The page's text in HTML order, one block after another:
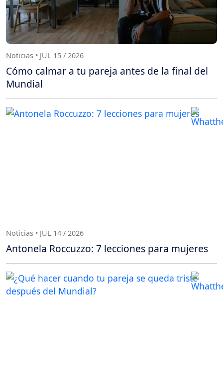
Noticias • JUL 15 / 2026
Cómo calmar a tu pareja antes de la final del
Mundial
Noticias • JUL 14 / 2026
Antonela Roccuzzo: 7 lecciones para mujeres